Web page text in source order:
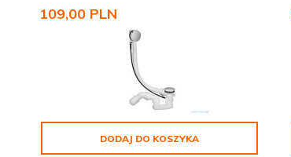
109,00 PLN
DODAJ DO KOSZYKA